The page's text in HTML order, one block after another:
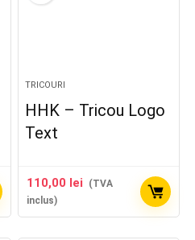
TRICOURI
HHK – Tricou Logo
Text
110,00 lei
(TVA
inclus)